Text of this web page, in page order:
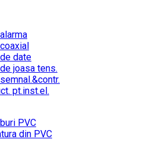
date
joasa tens.
pt.inst.el.
PVC
din PVC